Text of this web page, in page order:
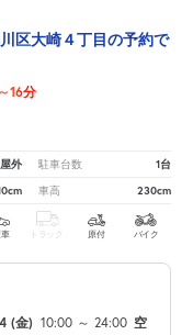
区大崎４丁目の予約で
16分
屋外 駐車台数 1台
車高 230cm
トラック 原付 バイク
(金) 10:00 ～ 24:00 空